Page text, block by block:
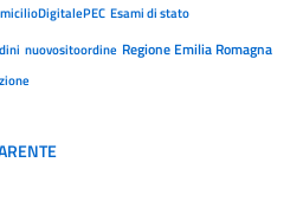
Esami di stato
nuovositoordine Regione Emilia Romagna